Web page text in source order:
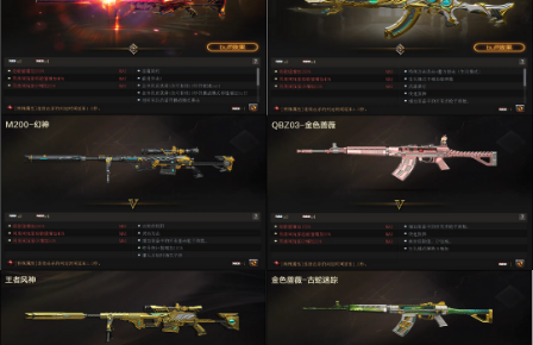
温馨提示：不得使用或浏览外挂等第三方软件，违
反将会扣除相应押金及租金！
平台严禁向未成年人提供游戏账号租售服务，请勿
将账号密码分享给未成年人
立即租赁